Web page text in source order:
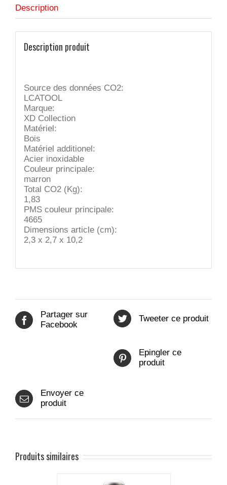
Description
Description produit
Source des données CO2:
LCATOOL
Marque:
XD Collection
Matériel:
Bois
Matériel additionel:
Acier inoxidable
Couleur principale:
marron
Total CO2 (Kg):
1,83
PMS couleur principale:
4665
Dimensions article (cm):
2,3 x 2,7 x 10,2
Partager sur
Facebook
Tweeter ce produit
Epingler ce
produit
Envoyer ce
produit
Produits similaires